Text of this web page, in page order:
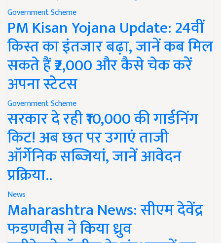
Government Scheme
PM Kisan Yojana Update: 24वीं
किस्त का इंतजार बढ़ा, जानें कब मिल
सकते हैं ₹2,000 और कैसे चेक करें
अपना स्टेटस
Government Scheme
सरकार दे रही ₹10,000 की गार्डनिंग
किट! अब छत पर उगाएं ताजी
ऑर्गेनिक सब्जियां, जानें आवेदन
प्रक्रिया..
News
Maharashtra News: सीएम देवेंद्र
फडणवीस ने किया ध्रुव